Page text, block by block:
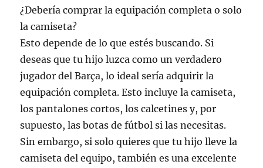
¿Debería comprar la equipación completa o solo
la camiseta?
Esto depende de lo que estés buscando. Si
deseas que tu hijo luzca como un verdadero
jugador del Barça, lo ideal sería adquirir la
equipación completa. Esto incluye la camiseta,
los pantalones cortos, los calcetines y, por
supuesto, las botas de fútbol si las necesitas.
Sin embargo, si solo quieres que tu hijo lleve la
camiseta del equipo, también es una excelente